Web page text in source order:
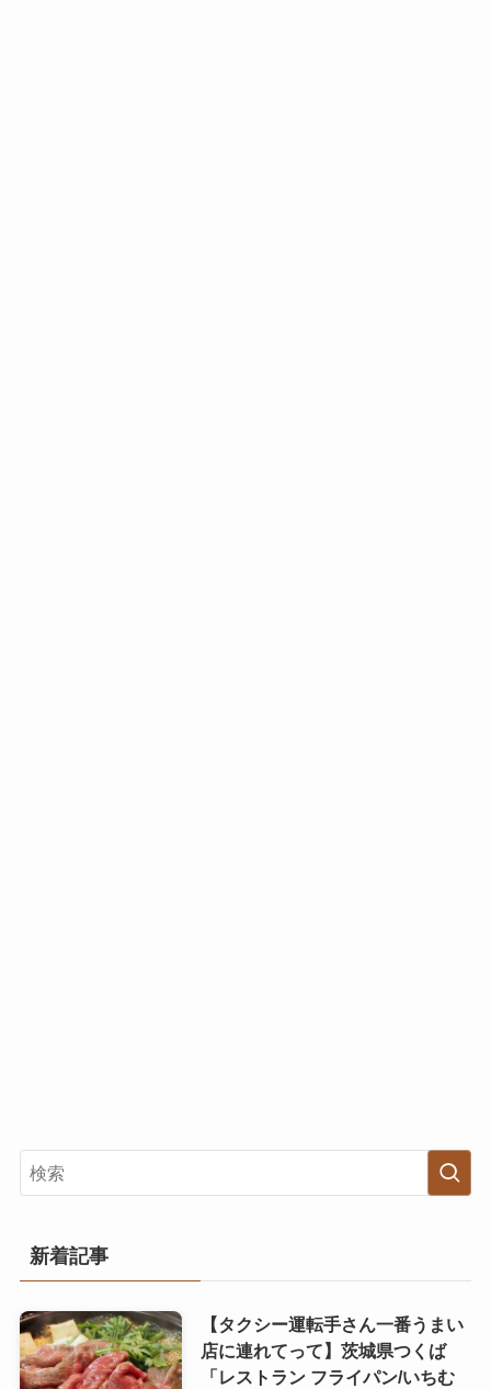
新着記事
【タクシー運転手さん一番うまい
店に連れてって】茨城県つくば
「レストラン フライパン/いちむ